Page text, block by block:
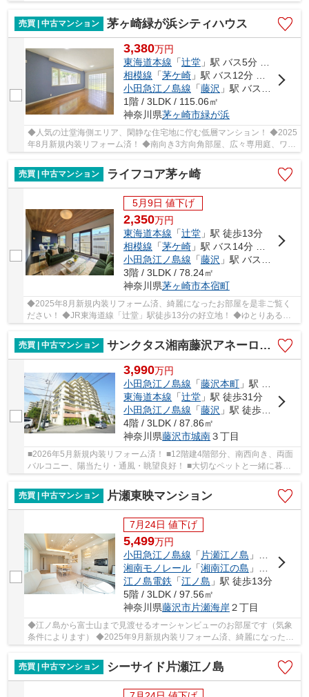
売買 | 中古マンション
茅ヶ崎緑が浜シティハウス
3,380万円
東海道本線 「辻堂 」駅 バス5分 「富士見町（茅ヶ崎市）」 停歩2分
相模線 「茅ケ崎 」駅 バス12分 「富士見町（茅ヶ崎市）」 停歩2分
小田急江ノ島線 「藤沢 」駅 バス21分 「辻堂団地」 停歩10分
1階 / 3LDK / 115.06㎡
神奈川県茅ヶ崎市緑が浜
◆人気の辻堂海側エリア、閑静な住宅地に佇む低層マンション！ ◆2025
年8月新規内装リフォーム済！ ◆南向き3方向角部屋、広々専用庭、ワイ
売買 | 中古マンション
ライフコア茅ヶ崎
5月9日 値下げ
2,350万円
東海道本線 「辻堂」駅 徒歩13分
相模線 「茅ケ崎」駅 バス14分 「東小和田」 停歩2分
小田急江ノ島線 「藤沢 」駅 バス24分 「東小和田」 停歩4分
3階 / 3LDK / 78.24㎡
神奈川県茅ヶ崎市本宿町
◆2025年8月新規内装リフォーム済、綺麗になったお部屋を是非ご覧く
ださい！ ◆JR東海道線「辻堂」駅徒歩13分の好立地！ ◆ゆとりある間
売買 | 中古マンション
サンクタス湘南藤沢アネーロの丘
3,990万円
小田急江ノ島線 「藤沢本町 」駅 徒歩20分
東海道本線 「辻堂 」駅 徒歩31分
小田急江ノ島線 「藤沢 」駅 徒歩32分
4階 / 3LDK / 87.86㎡
神奈川県藤沢市城南３丁目
■2026年5月新規内装リフォーム済！ ■12階建4階部分、南西向き、両面
バルコニー、陽当たり・通風・眺望良好！ ■大切なペットと一緒に暮ら
せます（規約有、犬猫1住戸につき1匹可、体長50...
売買 | 中古マンション
片瀬東映マンション
7月24日 値下げ
5,499万円
小田急江ノ島線 「 片瀬江ノ島 」駅 徒歩5分
湘南モノレール 「湘南江の島 」駅 徒歩13分
江ノ島電鉄 「江ノ島 」駅 徒歩13分
5階 / 3LDK / 97.56㎡
神奈川県藤沢市片瀬海岸２丁目
◆江ノ島から富士山まで見渡せるオーシャンビューのお部屋です（気象
条件によります） ◆2025年9月新規内装リフォーム済、綺麗になったお
部屋を是非ご覧ください！ ◆5階部分、三方向角部...
売買 | 中古マンション
シーサイド片瀬江ノ島